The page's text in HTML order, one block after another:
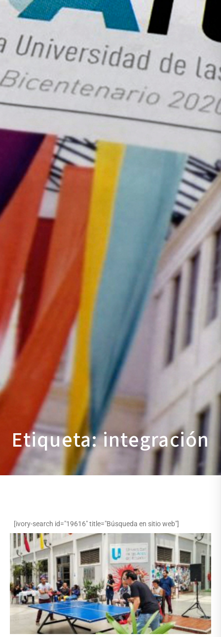
Etiqueta: integración
[ivory-search id="19616" title="Búsqueda en sitio web"]